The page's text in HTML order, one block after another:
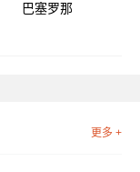
巴塞罗那
更多 +